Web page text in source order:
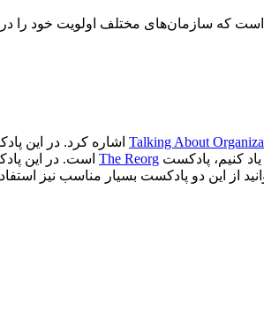
که سازمان‌های مختلف اولویت خود را در
Talking About اشاره کرد. در این
کنیم، پادکست The Reorg است. در این
از این دو پادکست بسیار مناسب نیز